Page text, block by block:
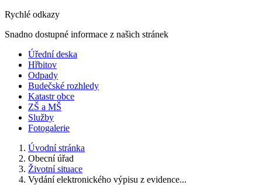
Rychlé odkazy
Snadno dostupné informace z našich stránek
Úřední deska
Hřbitov
Odpady
Budečské rozhledy
Katastr obce
ZŠ a MŠ
Služby
Fotogalerie
Úvodní stránka
Obecní úřad
Životní situace
Vydání elektronického výpisu z evidence...